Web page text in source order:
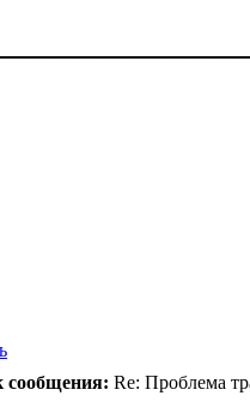
сообщения: Re: Проблема